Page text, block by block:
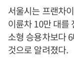
서울시는 프랜차
이륜차 10만 대를
소형 승용차보다
것으로 알려졌다.